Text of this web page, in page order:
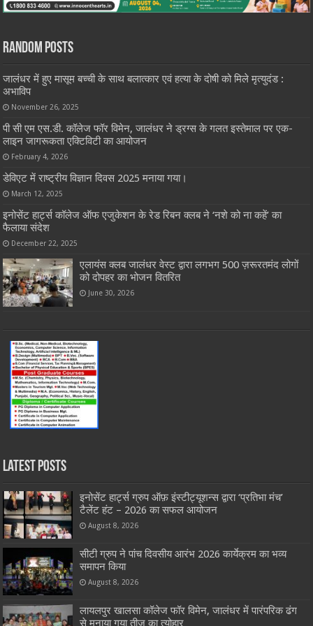
Random Posts
जालंधर में हुए मासूम बच्ची के साथ बलात्कार एवं हत्या के दोषी को मिले मृत्युदंड :
अभाविप
November 26, 2025
पी सी एम एस.डी. कॉलेज फॉर विमेन, जालंधर ने ड्रग्स के गलत इस्तेमाल पर एक-
लाइन जागरूकता एक्टिविटी का आयोजन
February 4, 2026
डेविएट में राष्ट्रीय विज्ञान दिवस 2025 मनाया गया।
March 12, 2025
इनोसेंट हार्ट्स कॉलेज ऑफ एजुकेशन के रेड रिबन क्लब ने ‘नशे को ना कहें’ का
फैलाया संदेश
December 22, 2025
एलायंस क्लब जालंधर वेस्ट द्वारा लगभग 500 ज़रूरतमंद लोगों
को दोपहर का भोजन वितरित
June 30, 2026
Latest Posts
इनोसेंट हार्ट्स ग्रुप ऑफ़ इंस्टीट्यूशन्स द्वारा ‘प्रतिभा मंच’
टैलेंट हंट – 2026 का सफल आयोजन
August 8, 2026
सीटी ग्रुप ने पांच दिवसीय आरंभ 2026 कार्येक्रम का भव्य
समापन किया
August 8, 2026
लायलपुर खालसा कॉलेज फॉर विमेन, जालंधर में पारंपरिक ढंग
से मनाया गया तीज का त्योहार